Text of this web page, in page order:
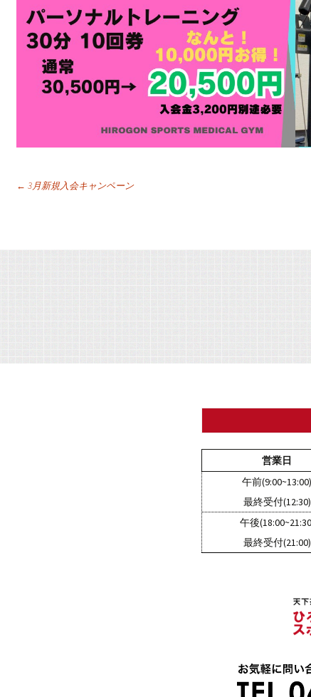
投
稿
ゲ
← 3月新規入会キャンペーン
営業日
午前(9:00~13:00)
最終受付(12:30)
午後
最終受付(21:00)